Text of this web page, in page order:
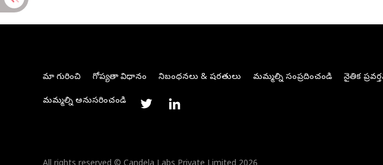
మా గురించి గోప్యతా విధానం నిబంధనలు & షరతులు మమ్మల్ని సంప్రదించండి నైతిక
మమ్మల్ని అనుసరించండి